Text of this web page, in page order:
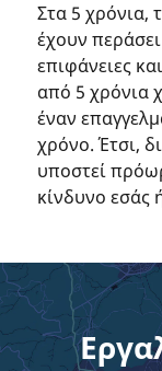
Στα 5 χρόνια,
έχουν
επιφάνειες
από 5 χρόνια
έναν
χρόνο. Έτσι,
υποστεί
κίνδυνο εσάς